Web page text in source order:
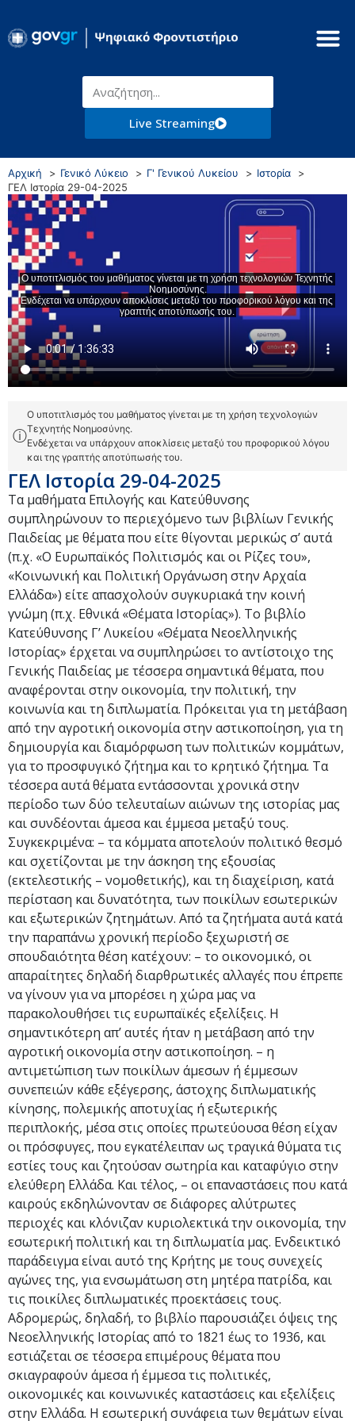
Live Streaming
Αρχική Γενικό Λύκειο Γ' Γενικού Λυκείου
Ιστορία
ΓΕΛ Ιστορία 29-04-2025
ⓘ
Ο υποτιτλισμός του μαθήματος γίνεται με τη χρήση τεχνολογιών
Τεχνητής Νοημοσύνης.
Ενδέχεται να υπάρχουν αποκλίσεις μεταξύ του προφορικού λόγου
και της γραπτής αποτύπωσής του.
ΓΕΛ Ιστορία 29-04-2025
Τα μαθήματα Επιλογής και Κατεύθυνσης
συμπληρώνουν το περιεχόμενο των βιβλίων Γενικής
Παιδείας με θέματα που είτε θίγονται μερικώς σ’ αυτά
(π.χ. «Ο Ευρωπαϊκός Πολιτισμός και οι Ρίζες του»,
«Κοινωνική και Πολιτική Οργάνωση στην Αρχαία
Ελλάδα») είτε απασχολούν συγκυριακά την κοινή
γνώμη (π.χ. Εθνικά «Θέματα Ιστορίας»). Το βιβλίο
Κατεύθυνσης Γ’ Λυκείου «Θέματα Νεοελληνικής
Ιστορίας» έρχεται να συμπληρώσει το αντίστοιχο της
Γενικής Παιδείας με τέσσερα σημαντικά θέματα, που
αναφέρονται στην οικονομία, την πολιτική, την
κοινωνία και τη διπλωματία. Πρόκειται για τη μετάβαση
από την αγροτική οικονομία στην αστικοποίηση, για τη
δημιουργία και διαμόρφωση των πολιτικών κομμάτων,
για το προσφυγικό ζήτημα και το κρητικό ζήτημα. Τα
τέσσερα αυτά θέματα εντάσσονται χρονικά στην
περίοδο των δύο τελευταίων αιώνων της ιστορίας μας
και συνδέονται άμεσα και έμμεσα μεταξύ τους.
Συγκεκριμένα: – τα κόμματα αποτελούν πολιτικό θεσμό
και σχετίζονται με την άσκηση της εξουσίας
(εκτελεστικής – νομοθετικής), και τη διαχείριση, κατά
περίσταση και δυνατότητα, των ποικίλων εσωτερικών
και εξωτερικών ζητημάτων. Από τα ζητήματα αυτά κατά
την παραπάνω χρονική περίοδο ξεχωριστή σε
σπουδαιότητα θέση κατέχουν: – το οικονομικό, οι
απαραίτητες δηλαδή διαρθρωτικές αλλαγές που έπρεπε
να γίνουν για να μπορέσει η χώρα μας να
παρακολουθήσει τις ευρωπαϊκές εξελίξεις. H
σημαντικότερη απ’ αυτές ήταν η μετάβαση από την
αγροτική οικονομία στην αστικοποίηση. – η
αντιμετώπιση των ποικίλων άμεσων ή έμμεσων
συνεπειών κάθε εξέγερσης, άστοχης διπλωματικής
κίνησης, πολεμικής αποτυχίας ή εξωτερικής
περιπλοκής, μέσα στις οποίες πρωτεύουσα θέση είχαν
οι πρόσφυγες, που εγκατέλειπαν ως τραγικά θύματα τις
εστίες τους και ζητούσαν σωτηρία και καταφύγιο στην
ελεύθερη Ελλάδα. Και τέλος, – οι επαναστάσεις που κατά
καιρούς εκδηλώνονταν σε διάφορες αλύτρωτες
περιοχές και κλόνιζαν κυριολεκτικά την οικονομία, την
εσωτερική πολιτική και τη διπλωματία μας. Ενδεικτικό
παράδειγμα είναι αυτό της Κρήτης με τους συνεχείς
αγώνες της, για ενσωμάτωση στη μητέρα πατρίδα, και
τις ποικίλες διπλωματικές προεκτάσεις τους.
Αδρομερώς, δηλαδή, το βιβλίο παρουσιάζει όψεις της
Νεοελληνικής Ιστορίας από το 1821 έως το 1936, και
εστιάζεται σε τέσσερα επιμέρους θέματα που
σκιαγραφούν άμεσα ή έμμεσα τις πολιτικές,
οικονομικές και κοινωνικές καταστάσεις και εξελίξεις
στην Ελλάδα. H εσωτερική συνάφεια των θεμάτων είναι